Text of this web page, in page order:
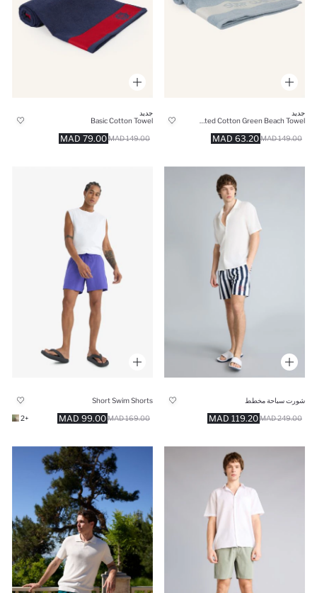
جديد
63.20 MAD 149.00 MAD
جديد
Basic Cotton Towel
79.00 MAD 149.00 MAD
شورت سباحة مخطط
119.20 MAD 249.00 MAD
Short Swim Shorts
99.00 MAD 169.00 MAD
+2